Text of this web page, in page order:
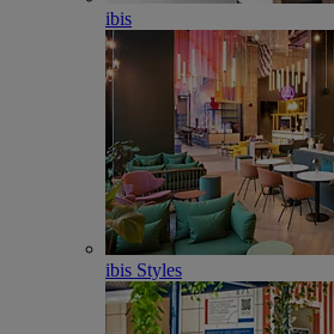
ibis
ibis Styles